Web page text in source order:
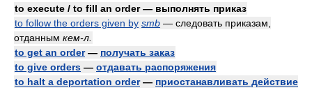
to execute / to fill an order — выполнять приказ
to follow the orders given by smb — следовать приказам,
отданным кем-л.
to get an order— получать заказ
to give orders — отдавать распоряжения
to halt a deportation order— приостанавливать действие